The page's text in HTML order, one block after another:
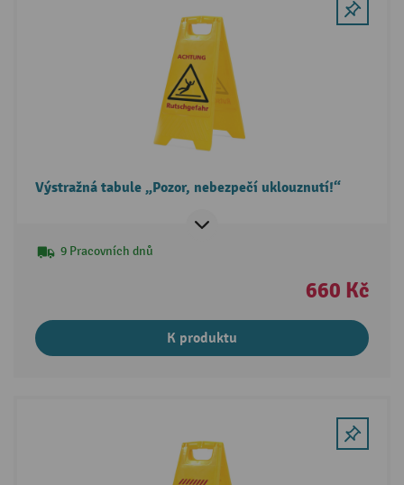
Výstražná tabule „Pozor, nebezpečí uklouznutí!“
9 Pracovních dnů
660 Kč
K produktu